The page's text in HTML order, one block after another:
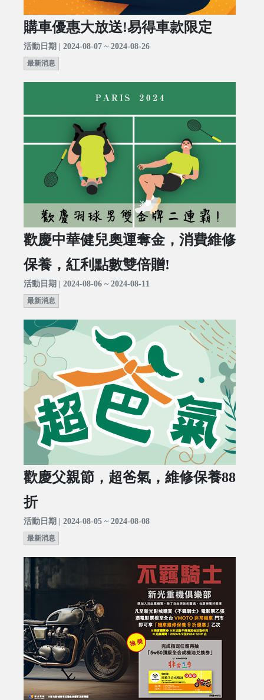
購車優惠大放送!易得車款限定
活動日期 | 2024-08-07 ~ 2024-08-26
最新消息
歡慶中華健兒奧運奪金，消費維修
保養，紅利點數雙倍贈!
活動日期 | 2024-08-06 ~ 2024-08-11
最新消息
歡慶父親節，超爸氣，維修保養88
折
活動日期 | 2024-08-05 ~ 2024-08-08
最新消息